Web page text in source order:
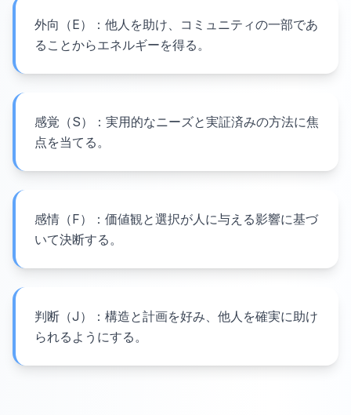
外向（E）：他人を助け、コミュニティの一部であ
ることからエネルギーを得る。
感覚（S）：実用的なニーズと実証済みの方法に焦
点を当てる。
感情（F）：価値観と選択が人に与える影響に基づ
いて決断する。
判断（J）：構造と計画を好み、他人を確実に助け
られるようにする。